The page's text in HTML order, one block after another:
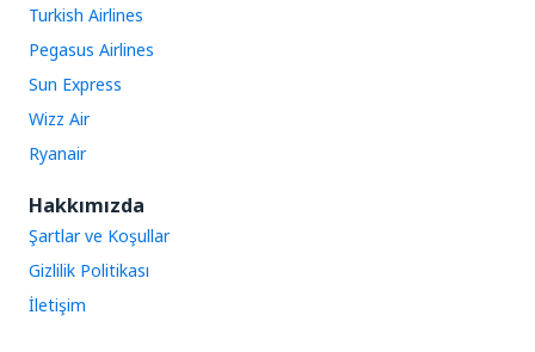
Turkish Airlines
Pegasus Airlines
Sun Express
Wizz Air
Ryanair
Hakkımızda
Şartlar ve Koşullar
Gizlilik Politikası
İletişim